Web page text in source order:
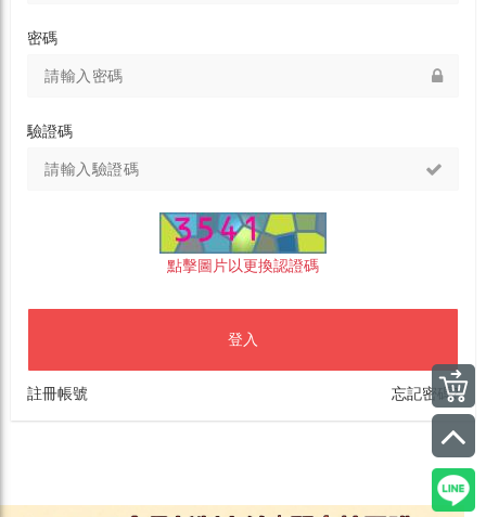
密碼
驗證碼
點擊圖片以更換認證碼
登入
註冊帳號 忘記密碼?